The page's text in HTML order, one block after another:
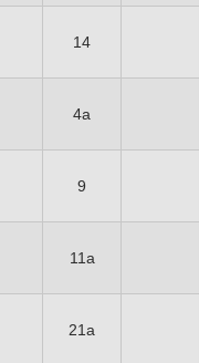
14
4а
9
11а
21а